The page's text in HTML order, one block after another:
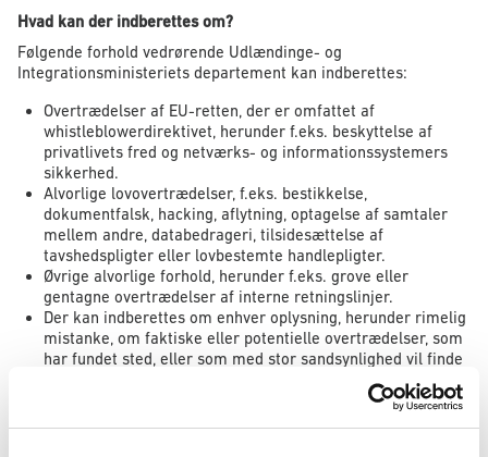
Hvad kan der indberettes om?
Følgende forhold vedrørende Udlændinge- og
Integrationsministeriets departement kan indberettes:
Overtrædelser af EU-retten, der er omfattet af
whistleblowerdirektivet, herunder f.eks. beskyttelse af
privatlivets fred og netværks- og informationssystemers
sikkerhed.
Alvorlige lovovertrædelser, f.eks. bestikkelse,
dokumentfalsk, hacking, aflytning, optagelse af samtaler
mellem andre, databedrageri, tilsidesættelse af
tavshedspligter eller lovbestemte handlepligter.
Øvrige alvorlige forhold, herunder f.eks. grove eller
gentagne overtrædelser af interne retningslinjer.
Der kan indberettes om enhver oplysning, herunder rimelig
mistanke, om faktiske eller potentielle overtrædelser, som
har fundet sted, eller som med stor sandsynlighed vil finde
sted. Endvidere kan der indberettes om forsøg på at skjule